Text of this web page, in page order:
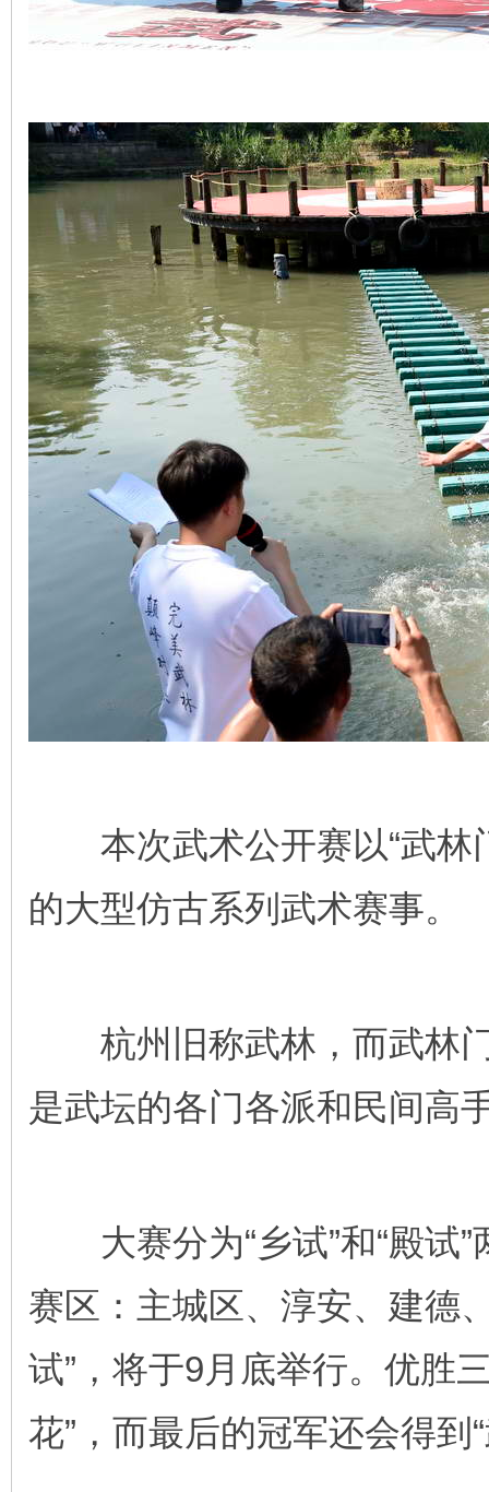
本次武术公开赛以“武林
的大型仿古系列武术赛事。
杭州旧称武林，而武林门
是武坛的各门各派和民间高
大赛分为“乡试”和“殿试”
赛区：主城区、淳安、建德
试”，将于9月底举行。优胜
花”，而最后的冠军还会得到